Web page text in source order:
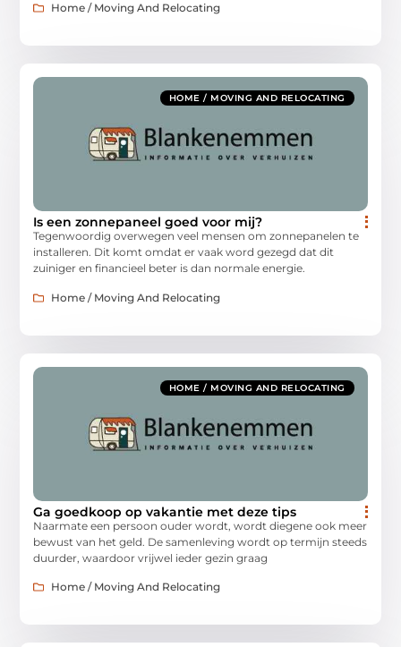
Home / Moving And Relocating
HOME / MOVING AND RELOCATING
Is een zonnepaneel goed voor mij?
Tegenwoordig overwegen veel mensen om zonnepanelen te
installeren. Dit komt omdat er vaak word gezegd dat dit
zuiniger en financieel beter is dan normale energie.
Home / Moving And Relocating
HOME / MOVING AND RELOCATING
Ga goedkoop op vakantie met deze tips
Naarmate een persoon ouder wordt, wordt diegene ook meer
bewust van het geld. De samenleving wordt op termijn steeds
duurder, waardoor vrijwel ieder gezin graag
Home / Moving And Relocating